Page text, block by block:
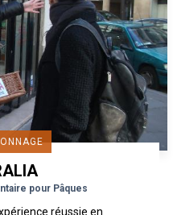
pour Pâques
réussie en